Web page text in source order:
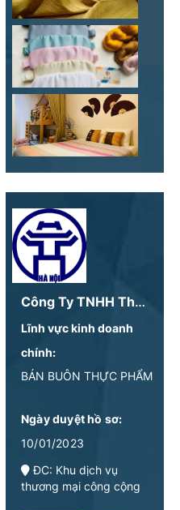
Công Ty TNHH Thực Phẩm Phú Thiên Tân
Lĩnh vực kinh doanh
chính:
BÁN BUÔN THỰC PHẨM
Ngày duyệt hồ sơ:
10/01/2023
ĐC: Khu dịch vụ
thương mại công cộng